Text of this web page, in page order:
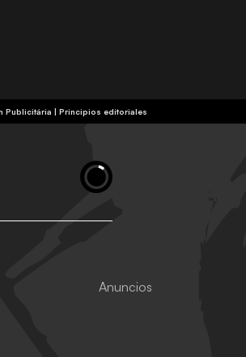
Publicitária | Principios editoriales